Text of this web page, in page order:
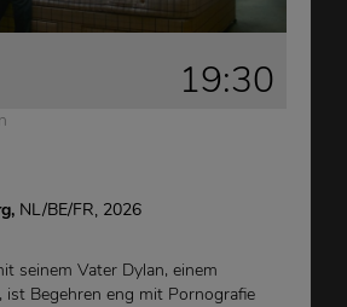
19:30
NL/BE/FR, 2026
seinem Vater Dylan, einem
ist Begehren eng mit Pornografie